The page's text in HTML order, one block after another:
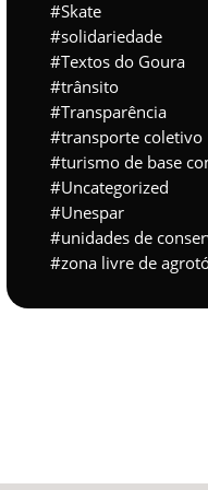
Skate
solidariedade
Textos do Goura
trânsito
Transparência
transporte coletivo
turismo de base
Uncategorized
Unespar
unidades de
zona livre de